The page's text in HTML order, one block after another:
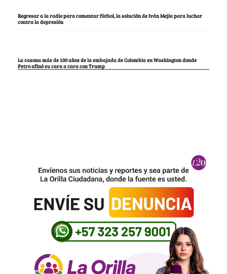
Regresar a la radio para comentar fútbol, la solución de Iván Mejía para luchar
contra la depresión
La casona más de 100 años de la embajada de Colombia en Washington donde
Petro afinó su cara a cara con Trump